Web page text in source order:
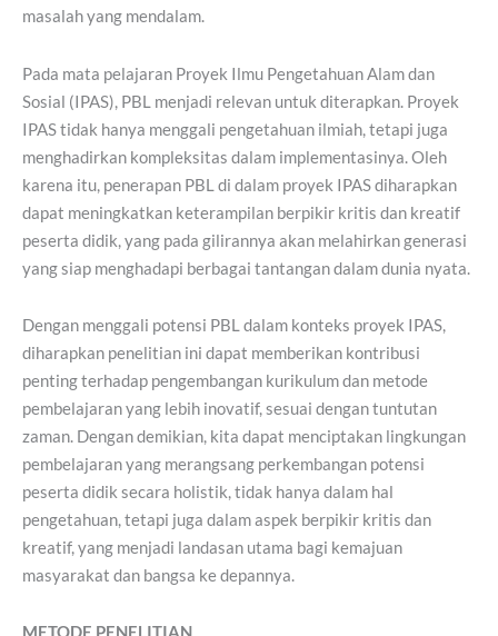
masalah yang mendalam.
Pada mata pelajaran Proyek Ilmu Pengetahuan Alam dan
Sosial (IPAS), PBL menjadi relevan untuk diterapkan. Proyek
IPAS tidak hanya menggali pengetahuan ilmiah, tetapi juga
menghadirkan kompleksitas dalam implementasinya. Oleh
karena itu, penerapan PBL di dalam proyek IPAS diharapkan
dapat meningkatkan keterampilan berpikir kritis dan kreatif
peserta didik, yang pada gilirannya akan melahirkan generasi
yang siap menghadapi berbagai tantangan dalam dunia nyata.
Dengan menggali potensi PBL dalam konteks proyek IPAS,
diharapkan penelitian ini dapat memberikan kontribusi
penting terhadap pengembangan kurikulum dan metode
pembelajaran yang lebih inovatif, sesuai dengan tuntutan
zaman. Dengan demikian, kita dapat menciptakan lingkungan
pembelajaran yang merangsang perkembangan potensi
peserta didik secara holistik, tidak hanya dalam hal
pengetahuan, tetapi juga dalam aspek berpikir kritis dan
kreatif, yang menjadi landasan utama bagi kemajuan
masyarakat dan bangsa ke depannya.
METODE PENELITIAN